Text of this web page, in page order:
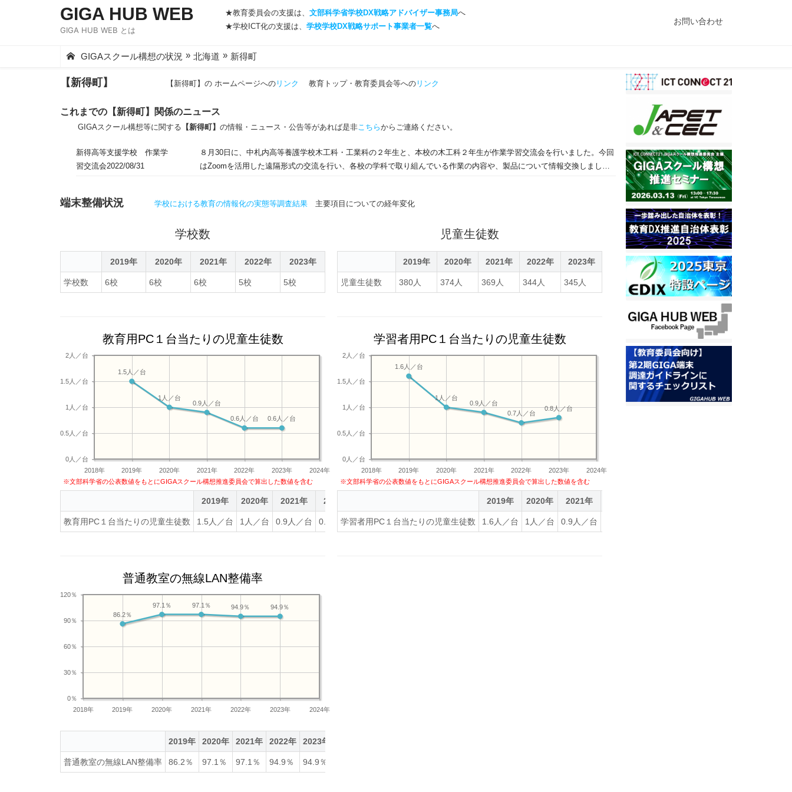
GIGA HUB WEB
GIGA HUB WEB とは
★教育委員会の支援は、 文部科学省学校DX戦略アドバイザー事務局へ
★学校ICT化の支援は、 学校学校DX戦略サポート事業者一覧へ
お問い合わせ
GIGAスクール構想の状況 » 北海道 » 新得町
【新得町】 【新得町】の ホームページへの リンク 教育トップ・教育委員会等への リンク
これまでの【新得町】関係のニュース
GIGAスクール構想等に関する 【新得町】 の情報・ニュース・公告等があれば是非こちらからご連絡ください。
新得高等支援学校 作業学
習交流会2022/08/31
８月30日に、中札内高等養護学校木工科・工業科の２年生と、本校の木工科２年生が作業学習交流会を行いました。今回
はZoomを活用した遠隔形式の交流を行い、各校の学科で取り組んでいる作業の内容や、製品について情報交換しまし
た。同年代の生徒同士、互いに良い刺激になり、作業学習への意欲向上に繋がることを期待しています。
端末整備状況 学校における教育の情報化の実態等調査結果 主要項目についての経年変化
学校数
2019年 2020年 2021年 2022年 2023年
学校数 6校 6校 6校 5校 5校
児童生徒数
2019年 2020年 2021年 2022年 2023年
児童生徒数 380人 374人 369人 344人 345人
教育用PC１台当たりの児童生徒数
2018年 2019年 2020年 2021年 2022年 2023年 2024年
0人／台
0.5人／台
1人／台
1.5人／台
2人／台
0.6人／台
0.6人／台
0.9人／台
1人／台
1.5人／台
※文部科学省の公表数値をもとにGIGAスクール構想推進委員会で算出した数値を含む
2019年 2020年 2021年 2022年
教育用PC１台当たりの児童生徒数 1.5人／台 1人／台 0.9人／台 0.6人／台 0.6人／台
学習者用PC１台当たりの児童生徒数
2018年 2019年 2020年 2021年 2022年 2023年 2024年
0人／台
0.5人／台
1人／台
1.5人／台
2人／台
0.8人／台
0.7人／台
0.9人／台
1人／台
1.6人／台
※文部科学省の公表数値をもとにGIGAスクール構想推進委員会で算出した数値を含む
2019年 2020年 2021年
学習者用PC１台当たりの児童生徒数 1.6人／台 1人／台 0.9人／台
普通教室の無線LAN整備率
2018年 2019年 2020年 2021年 2022年 2023年 2024年
0％
30％
60％
90％
120％
94.9％
94.9％
97.1％
97.1％
86.2％
2019年 2020年 2021年 2022年 2023年
普通教室の無線LAN整備率 86.2％ 97.1％ 97.1％ 94.9％ 94.9％